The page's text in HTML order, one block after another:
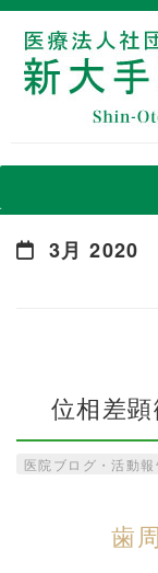
3月 2020
位相差
医院ブログ・活動報
歯